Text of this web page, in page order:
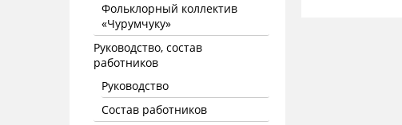
Фольклорный коллектив
«Чурумчуку»
Руководство, состав
работников
Руководство
Состав работников